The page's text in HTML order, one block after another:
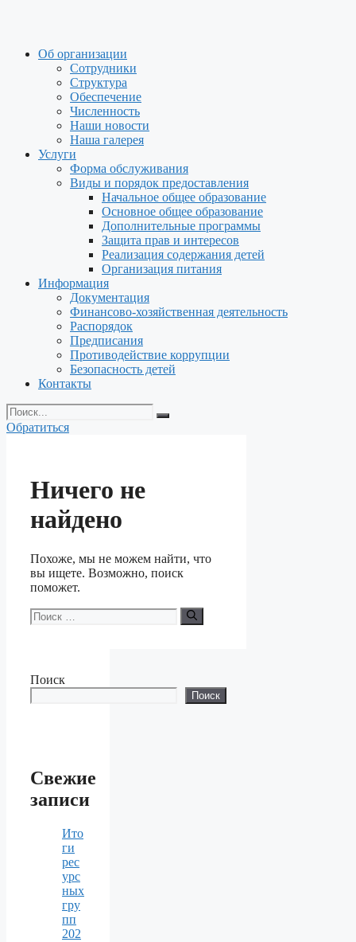
МенюОб организации
Сотрудники
Структура
Обеспечение
Численность
Наши новости
Наша галерея
Услуги
Форма обслуживания
Виды и порядок предоставления
Начальное общее образование
Основное общее образование
Дополнительные программы
Защита прав и интересов
Реализация содержания детей
Организация питания
Информация
Документация
Финансово-хозяйственная деятельность
Распорядок
Предписания
Противодействие коррупции
Безопасность детей
Контакты
Обратиться
Ничего не
найдено
Похоже, мы не можем найти, что
вы ищете. Возможно, поиск
поможет.
Поиск:
Поиск
Поиск
Свежие
записи
Ито
ги
рес
урс
ных
гру
пп
202